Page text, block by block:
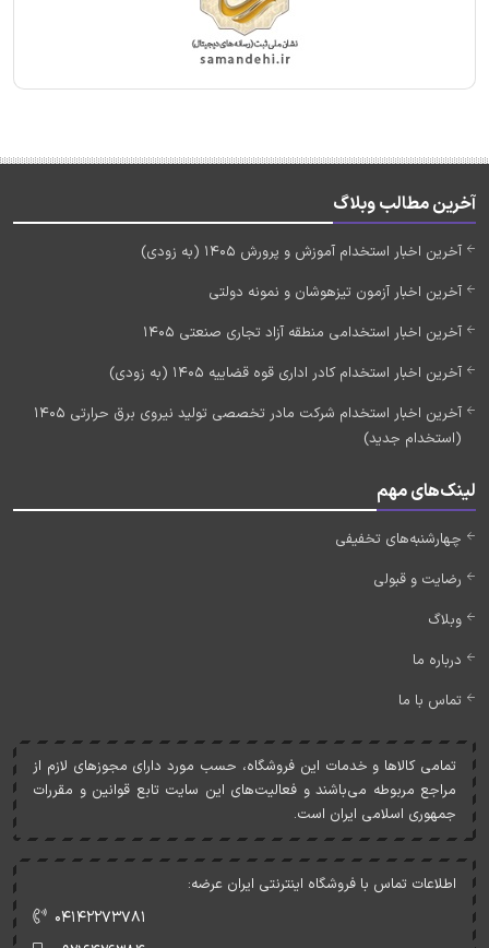
آخرین مطالب وبلاگ
آخرین اخبار استخدام آموزش و پرورش 1405 (به زودی)
آخرین اخبار آزمون تیزهوشان و نمونه دولتی
آخرین اخبار استخدامی منطقه آزاد تجاری صنعتی 1405
آخرین اخبار استخدام کادر اداری قوه قضاییه 1405 (به زودی)
آخرین اخبار استخدام شرکت مادر تخصصی تولید نیروی برق حرارتی 1405
(استخدام جدید)
لینک‌های مهم
چهارشنبه‌های تخفیفی
رضایت و قبولی
وبلاگ
درباره ما
تماس با ما
تمامی کالاها و خدمات اين فروشگاه، حسب مورد دارای مجوزهای لازم از
مراجع مربوطه می‌باشند و فعاليت‌های اين سايت تابع قوانين و مقررات
جمهوری اسلامی ايران است.
اطلاعات تماس با فروشگاه اینترنتی ایران عرضه:
۰۴۱۴۲۲۷۳۷۸۱